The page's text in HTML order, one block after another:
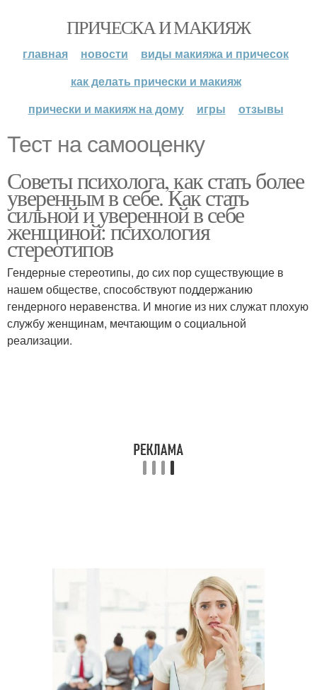
ПРИЧЕСКА И МАКИЯЖ
главная новости
виды макияжа и причесок
как делать прически и макияж
прически и макияж на дому
игры отзывы
Тест на самооценку
Советы психолога, как стать более
уверенным в себе. Как стать
сильной и уверенной в себе
женщиной: психология
стереотипов
Гендерные стереотипы, до сих пор существующие в
нашем обществе, способствуют поддержанию
гендерного неравенства. И многие из них служат плохую
службу женщинам, мечтающим о социальной
реализации.